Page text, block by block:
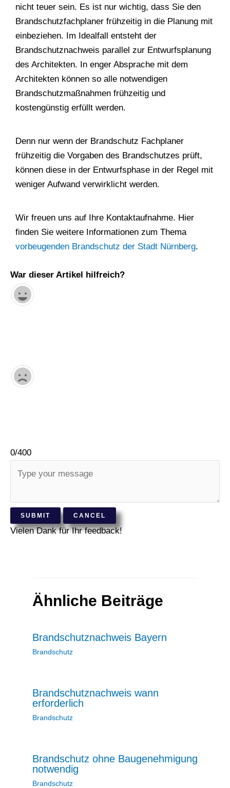
nicht teuer sein. Es ist nur wichtig, dass Sie den
Brandschutzfachplaner frühzeitig in die Planung mit
einbeziehen. Im Idealfall entsteht der
Brandschutznachweis parallel zur Entwurfsplanung
des Architekten. In enger Absprache mit dem
Architekten können so alle notwendigen
Brandschutzmaßnahmen frühzeitig und
kostengünstig erfüllt werden.
Denn nur wenn der Brandschutz Fachplaner
frühzeitig die Vorgaben des Brandschutzes prüft,
können diese in der Entwurfsphase in der Regel mit
weniger Aufwand verwirklicht werden.
Wir freuen uns auf Ihre Kontaktaufnahme. Hier
finden Sie weitere Informationen zum Thema
vorbeugenden Brandschutz der Stadt Nürnberg.
War dieser Artikel hilfreich?
0/400
SUBMIT CANCEL
Vielen Dank für Ihr feedback!
Ähnliche Beiträge
Brandschutznachweis Bayern
Brandschutz
Brandschutznachweis wann
erforderlich
Brandschutz
Brandschutz ohne Baugenehmigung
notwendig
Brandschutz